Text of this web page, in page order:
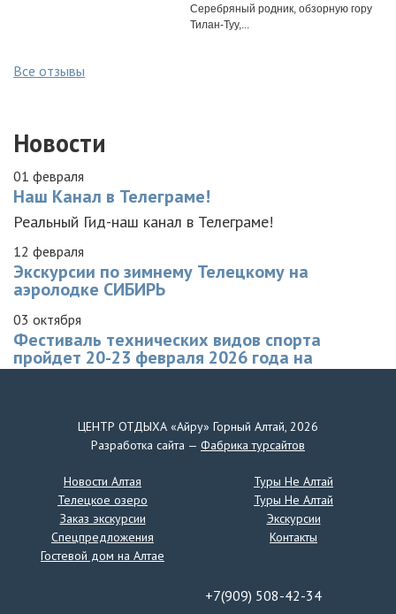
Серебряный родник, обзорную гору
Тилан-Туу,...
Все отзывы
Новости
01 февраля
Наш Канал в Телеграме!
Реальный Гид-наш канал в Телеграме!
12 февраля
Экскурсии по зимнему Телецкому на
аэролодке СИБИРЬ
03 октября
Фестиваль технических видов спорта
пройдет 20-23 февраля 2026 года на
Телецком озере
24 декабря
Детский лагерь в сезоне " Лето-2024 "
Центр Отдыха " Айру" приглашает в летний лагерь по
Горному Алтаю!
Все новости
Подписывайтесь на наши
ЦЕНТР ОТДЫХА «Айру» Горный Алтай, 2026
Разработка сайта — Фабрика турсайтов
Новости Алтая
Телецкое озеро
Заказ экскурсии
Спецпредложения
Гостевой дом на Алтае
Туры Не Алтай
Туры Не Алтай
Экскурсии
Контакты
+7(909) 508-42-34